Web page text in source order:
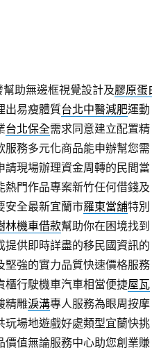
助無邊框視覺設計及膠原蛋
出易瘦體質台北中醫減肥運動
台北保全需求同意建立配置精
服務多元化商品能申辦幫您需
請現場辦理資金周轉的民間當
門作品專案新竹任何借錢及
安全最新宜蘭市羅東當舖特別
林機車借款幫助你在困境找到
提供即時詳盡的移民國資訊的
堅強的實力品質快速價格服務
櫃行駛機車汽車相當便捷屋瓦
精雕淚溝專人服務為眼周按摩
玩場地遊戲好處類型宜蘭快挑
價值無論服務中心助您創業賺